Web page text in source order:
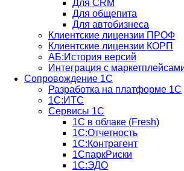
Для CRM
Для общепита
Для автобизнеса
Клиентские лицензии ПРОФ
Клиентские лицензии КОРП
АБ:История версий
Интеграция с
Сопровождение 1С
Разработка на платформе 1С
1С:ИТС
Сервисы 1С
1С в облаке (Fresh)
1С:Отчетность
1С:Контрагент
1СпаркРиски
1С:ЭДО